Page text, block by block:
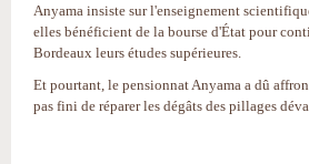
Anyama insiste sur l'enseignement
elles bénéficient de la bourse d'État pour
Bordeaux leurs études supérieures.
Et pourtant, le pensionnat Anyama a dû
pas fini de réparer les dégâts des pillages